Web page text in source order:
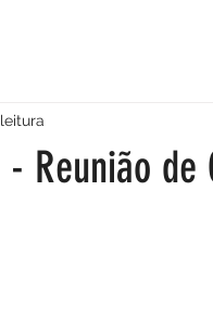
Reunião de